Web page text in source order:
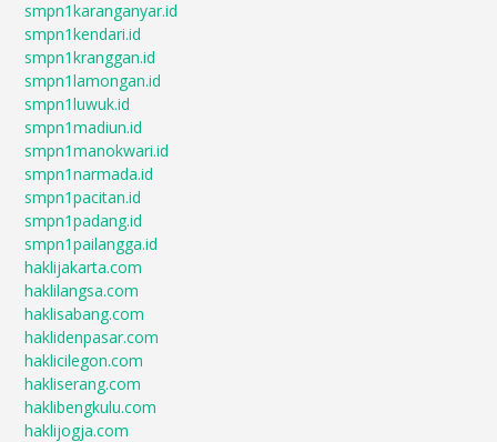
smpn1karanganyar.id
smpn1kendari.id
smpn1kranggan.id
smpn1lamongan.id
smpn1luwuk.id
smpn1madiun.id
smpn1manokwari.id
smpn1narmada.id
smpn1pacitan.id
smpn1padang.id
smpn1pailangga.id
haklijakarta.com
haklilangsa.com
haklisabang.com
haklidenpasar.com
haklicilegon.com
hakliserang.com
haklibengkulu.com
haklijogja.com